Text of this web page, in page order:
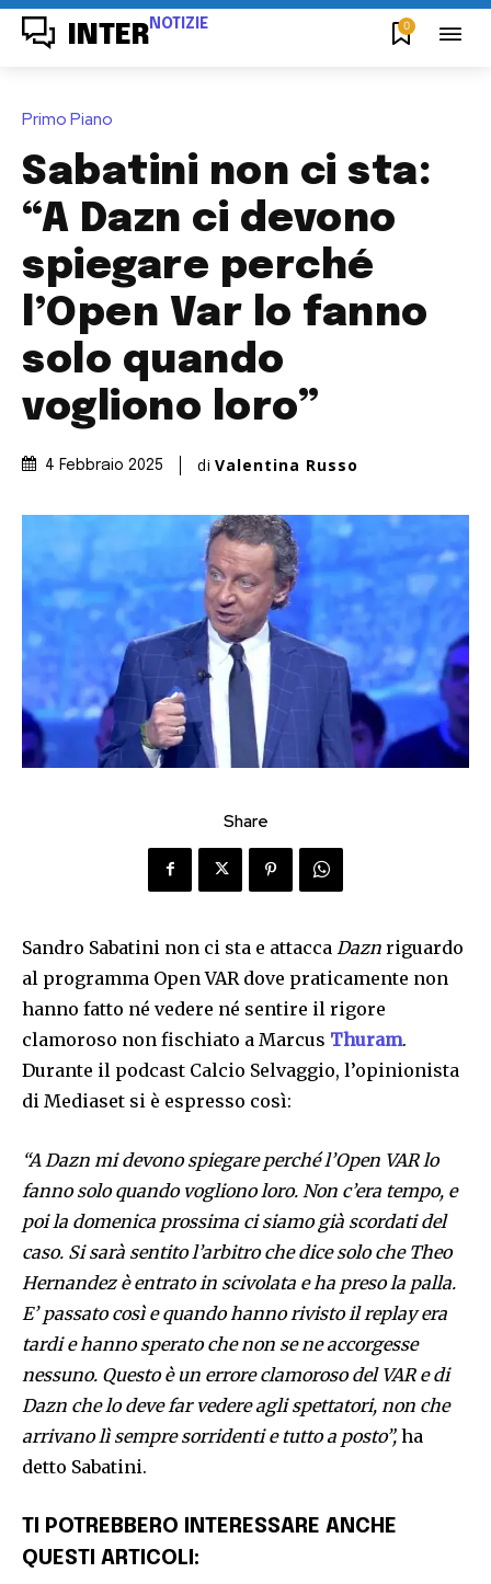
INTER NOTIZIE 0
Primo Piano
Sabatini non ci sta:
“A Dazn ci devono
spiegare perché
l’Open Var lo fanno
solo quando
vogliono loro”
4 Febbraio 2025 di Valentina Russo
Share
Sandro Sabatini non ci sta e attacca Dazn riguardo
al programma Open VAR dove praticamente non
hanno fatto né vedere né sentire il rigore
clamoroso non fischiato a Marcus Thuram.
Durante il podcast Calcio Selvaggio, l’opinionista
di Mediaset si è espresso così:
“A Dazn mi devono spiegare perché l’Open VAR lo
fanno solo quando vogliono loro. Non c’era tempo, e
poi la domenica prossima ci siamo già scordati del
caso. Si sarà sentito l’arbitro che dice solo che Theo
Hernandez è entrato in scivolata e ha preso la palla.
E’ passato così e quando hanno rivisto il replay era
tardi e hanno sperato che non se ne accorgesse
nessuno. Questo è un errore clamoroso del VAR e di
Dazn che lo deve far vedere agli spettatori, non che
arrivano lì sempre sorridenti e tutto a posto”, ha
detto Sabatini.
TI POTREBBERO INTERESSARE ANCHE
QUESTI ARTICOLI: